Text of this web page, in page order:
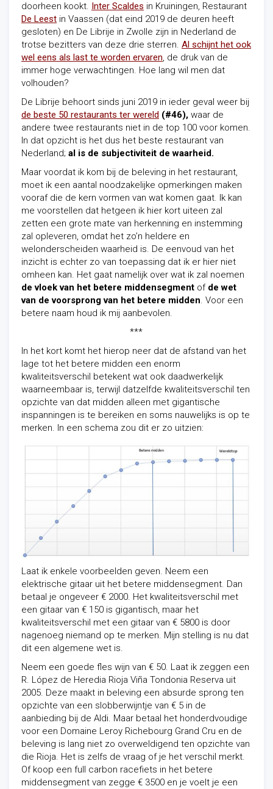
doorheen kookt. Inter Scaldes in Kruiningen, Restaurant
De Leest in Vaassen (dat eind 2019 de deuren heeft
gesloten) en De Librije in Zwolle zijn in Nederland de
trotse bezitters van deze drie sterren. Al schijnt het ook
wel eens als last te worden ervaren, de druk van de
immer hoge verwachtingen. Hoe lang wil men dat
volhouden?
De Librije behoort sinds juni 2019 in ieder geval weer bij
de beste 50 restaurants ter wereld (#46), waar de
andere twee restaurants niet in de top 100 voor komen.
In dat opzicht is het dus het beste restaurant van
Nederland; al is de subjectiviteit de waarheid.
Maar voordat ik kom bij de beleving in het restaurant,
moet ik een aantal noodzakelijke opmerkingen maken
vooraf die de kern vormen van wat komen gaat. Ik kan
me voorstellen dat hetgeen ik hier kort uiteen zal
zetten een grote mate van herkenning en instemming
zal opleveren, omdat het zo’n heldere en
welonderscheiden waarheid is. De eenvoud van het
inzicht is echter zo van toepassing dat ik er hier niet
omheen kan. Het gaat namelijk over wat ik zal noemen
de vloek van het betere middensegment of de wet
van de voorsprong van het betere midden. Voor een
betere naam houd ik mij aanbevolen.
***
In het kort komt het hierop neer dat de afstand van het
lage tot het betere midden een enorm
kwaliteitsverschil betekent wat ook daadwerkelijk
waarneembaar is, terwijl datzelfde kwaliteitsverschil ten
opzichte van dat midden alleen met gigantische
inspanningen is te bereiken en soms nauwelijks is op te
merken. In een schema zou dit er zo uitzien:
Laat ik enkele voorbeelden geven. Neem een
elektrische gitaar uit het betere middensegment. Dan
betaal je ongeveer € 2000. Het kwaliteitsverschil met
een gitaar van € 150 is gigantisch, maar het
kwaliteitsverschil met een gitaar van € 5800 is door
nagenoeg niemand op te merken. Mijn stelling is nu dat
dit een algemene wet is.
Neem een goede fles wijn van € 50. Laat ik zeggen een
R. López de Heredia Rioja Viña Tondonia Reserva uit
2005. Deze maakt in beleving een absurde sprong ten
opzichte van een slobberwijntje van € 5 in de
aanbieding bij de Aldi. Maar betaal het honderdvoudige
voor een Domaine Leroy Richebourg Grand Cru en de
beleving is lang niet zo overweldigend ten opzichte van
die Rioja. Het is zelfs de vraag of je het verschil merkt.
Of koop een full carbon racefiets in het betere
middensegment van zegge € 3500 en je voelt je een